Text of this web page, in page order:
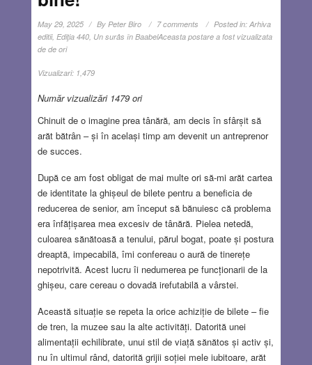
May 29, 2025 By Peter Biro 7 comments Posted in: Arhiva
editii, Ediţia 440, Un surâs în BaabelAceasta postare a fost vizualizata
de de ori
Vizualizari: 1,479
Număr vizualizări 1479 ori
Chinuit de o imagine prea tânără, am decis în sfârșit să
arăt bătrân – și în același timp am devenit un antreprenor
de succes.
După ce am fost obligat de mai multe ori să-mi arăt cartea
de identitate la ghișeul de bilete pentru a beneficia de
reducerea de senior, am început să bănuiesc că problema
era înfățișarea mea excesiv de tânără. Pielea netedă,
culoarea sănătoasă a tenului, părul bogat, poate și postura
dreaptă, impecabilă, îmi confereau o aură de tinerețe
nepotrivită. Acest lucru îi nedumerea pe funcționarii de la
ghișeu, care cereau o dovadă irefutabilă a vârstei.
Această situație se repeta la orice achiziție de bilete – fie
de tren, la muzee sau la alte activități. Datorită unei
alimentații echilibrate, unui stil de viață sănătos și activ și,
nu în ultimul rând, datorită grijii soției mele iubitoare, arăt